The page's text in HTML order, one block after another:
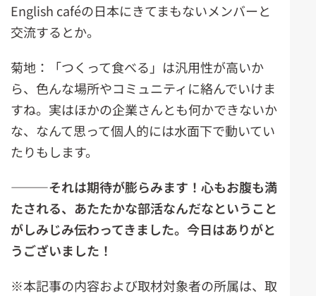
English caféの日本にきてまもないメンバーと
交流するとか。
菊地：「つくって食べる」は汎用性が高いか
ら、色んな場所やコミュニティに絡んでいけま
すね。実はほかの企業さんとも何かできないか
な、なんて思って個人的には水面下で動いてい
たりもします。
―――それは期待が膨らみます！心もお腹も満
たされる、あたたかな部活なんだなということ
がしみじみ伝わってきました。今日はありがと
うございました！
※本記事の内容および取材対象者の所属は、取